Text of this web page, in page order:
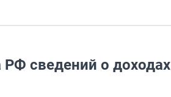
РФ сведений о доходах